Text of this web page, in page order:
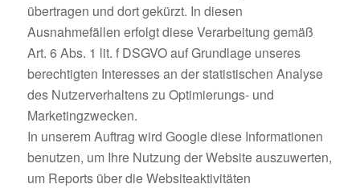
übertragen und dort gekürzt. In diesen
Ausnahmefällen erfolgt diese Verarbeitung gemäß
Art. 6 Abs. 1 lit. f DSGVO auf Grundlage unseres
berechtigten Interesses an der statistischen Analyse
des Nutzerverhaltens zu Optimierungs- und
Marketingzwecken.
In unserem Auftrag wird Google diese Informationen
benutzen, um Ihre Nutzung der Website auszuwerten,
um Reports über die Websiteaktivitäten